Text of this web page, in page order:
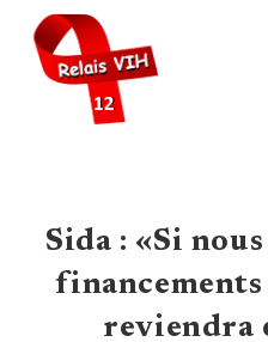
content
Sida : «Si nous
financements
reviendra